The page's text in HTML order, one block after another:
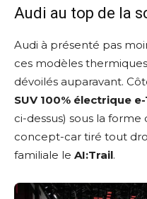
Audi au top de la
Audi à présenté pas
ces modèles
dévoilés auparavant.
SUV 100% électrique
ci-dessus) sous la forme
concept-car tiré tout
familiale le AI:Trail.